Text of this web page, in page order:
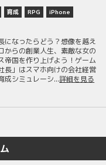
育成 RPG
iPhone
になったらどう？想像を越え
からの創業人生、素敵な女の
帝国を作り上げよう！ゲーム
長」はスマホ向けの会社経営
成シミュレーシ...詳細を見る